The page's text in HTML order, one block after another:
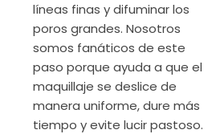
líneas finas y difuminar los
poros grandes. Nosotros
somos fanáticos de este
paso porque ayuda a que el
maquillaje se deslice de
manera uniforme, dure más
tiempo y evite lucir pastoso.